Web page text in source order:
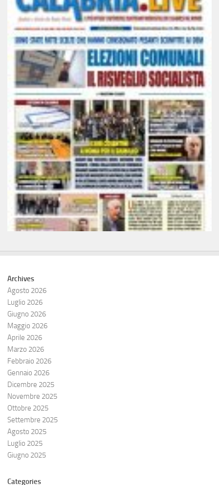
Archives
Agosto 2026
Luglio 2026
Giugno 2026
Maggio 2026
Aprile 2026
Marzo 2026
Febbraio 2026
Gennaio 2026
Dicembre 2025
Novembre 2025
Ottobre 2025
Settembre 2025
Agosto 2025
Luglio 2025
Giugno 2025
Categories